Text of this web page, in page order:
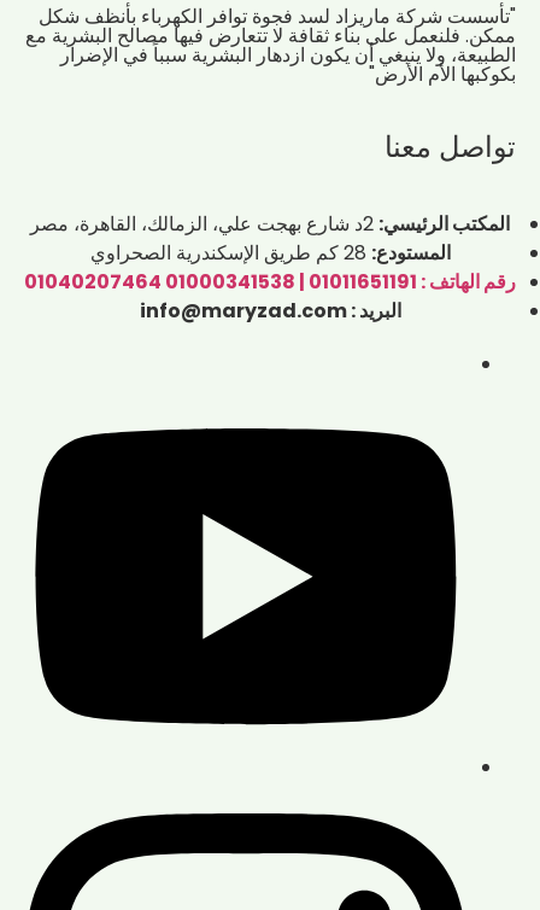
"تأسست شركة ماريزاد لسد فجوة توافر الكهرباء بأنظف شكل
ممكن. فلنعمل على بناء ثقافة لا تتعارض فيها مصالح البشرية مع
الطبيعة، ولا ينبغي أن يكون ازدهار البشرية سبباً في الإضرار
بكوكبها الأم الأرض"
تواصل معنا
المكتب الرئيسي:
المستودع:
رقم الهاتف : 01011651191 | 01000341538 01040207464
البريد : info@maryzad.com